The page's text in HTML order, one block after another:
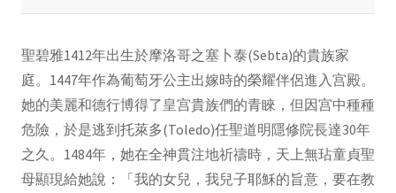
聖碧雅1412年出生於摩洛哥之塞卜泰(Sebta)的貴族家
庭。1447年作為葡萄牙公主出嫁時的榮耀伴侶進入宫殿。
她的美麗和德行博得了皇宫貴族們的青睞，但因宫中種種
危險，於是逃到托萊多(Toledo)任聖道明隱修院長達30年
之久。1484年，她在全神貫注地祈禱時，天上無玷童貞聖
母顯現給她說：「我的女兒，我兒子耶穌的旨意，要在教